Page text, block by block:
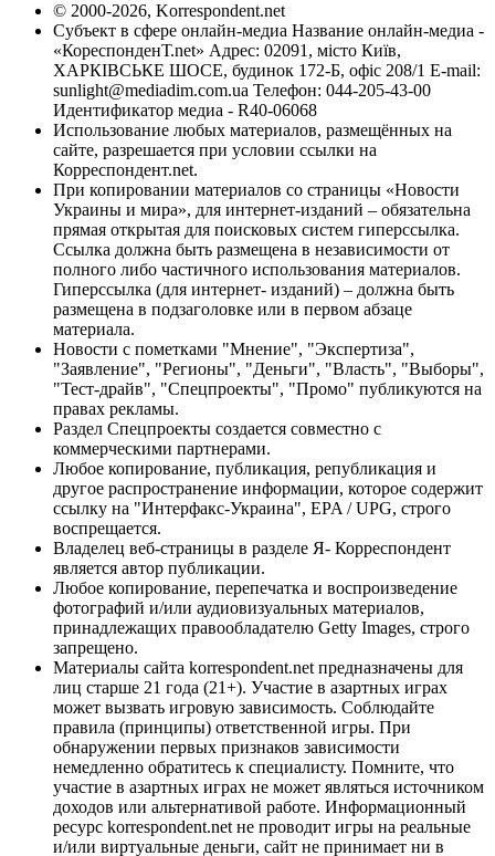
© 2000-2026, Korrespondent.net
Субъект в сфере онлайн-медиа Название онлайн-медиа -
«КореспонденТ.net» Адрес: 02091, місто Київ,
ХАРКІВСЬКЕ ШОСЕ, будинок 172-Б, офіс 208/1 E-mail:
sunlight@mediadim.com.ua Телефон: 044-205-43-00
Идентификатор медиа - R40-06068
Использование любых материалов, размещённых на
сайте, разрешается при условии ссылки на
Корреспондент.net.
При копировании материалов со страницы «Новости
Украины и мира», для интернет-изданий – обязательна
прямая открытая для поисковых систем гиперссылка.
Ссылка должна быть размещена в независимости от
полного либо частичного использования материалов.
Гиперссылка (для интернет- изданий) – должна быть
размещена в подзаголовке или в первом абзаце
материала.
Новости с пометками "Мнение", "Экспертиза",
"Заявление", "Регионы", "Деньги", "Власть", "Выборы",
"Тест-драйв", "Спецпроекты", "Промо" публикуются на
правах рекламы.
Раздел Спецпроекты создается совместно с
коммерческими партнерами.
Любое копирование, публикация, републикация и
другое распространение информации, которое содержит
ссылку на "Интерфакс-Украина", EPA / UPG, строго
воспрещается.
Владелец веб-страницы в разделе Я- Корреспондент
является автор публикации.
Любое копирование, перепечатка и воспроизведение
фотографий и/или аудиовизуальных материалов,
принадлежащих правообладателю Getty Images, строго
запрещено.
Материалы сайта korrespondent.net предназначены для
лиц старше 21 года (21+). Участие в азартных играх
может вызвать игровую зависимость. Соблюдайте
правила (принципы) ответственной игры. При
обнаружении первых признаков зависимости
немедленно обратитесь к специалисту. Помните, что
участие в азартных играх не может являться источником
доходов или альтернативой работе. Информационный
ресурс korrespondent.net не проводит игры на реальные
и/или виртуальные деньги, сайт не принимает ни в